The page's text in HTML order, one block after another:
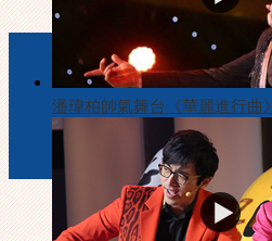
潘瑋柏帥氣舞台《華麗進行曲》